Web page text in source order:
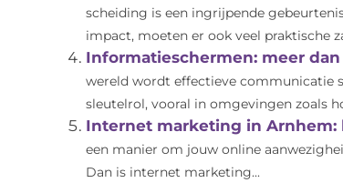
scheiding is een ingrijpende
impact, moeten er ook veel praktische
Informatieschermen: meer
wereld wordt effectieve communicatie
sleutelrol, vooral in omgevingen zoals
Internet marketing in
een manier om jouw online
Dan is internet marketing...